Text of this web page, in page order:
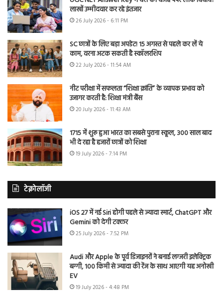
लाखों उम्मीदवार कर रहे इंतजार
26 July 2026 - 6:11 PM
SC छात्रों के लिए बड़ा अपडेट! 15 अगस्त से पहले कर लें ये
काम, वरना अटक सकती है स्कॉलरशिप
22 July 2026 - 11:54 AM
नीट परीक्षा में सफलता “शिक्षा क्रांति” के व्यापक प्रभाव को
उजागर करती है: शिक्षा मंत्री बैंस
20 July 2026 - 11:43 AM
1715 में शुरू हुआ भारत का सबसे पुराना स्कूल, 300 साल बाद
भी दे रहा है हजारों छात्रों को शिक्षा
19 July 2026 - 7:14 PM
टेक्नोलॉजी
iOS 27 में नई Siri होगी पहले से ज्यादा स्मार्ट, ChatGPT और
Gemini को देगी टक्कर
25 July 2026 - 7:52 PM
Audi और Apple के पूर्व डिजाइनरों ने बनाई लग्जरी इलेक्ट्रिक
बग्गी, 100 किमी से ज्यादा की रेंज के साथ आएगी यह अनोखी
EV
19 July 2026 - 4:48 PM